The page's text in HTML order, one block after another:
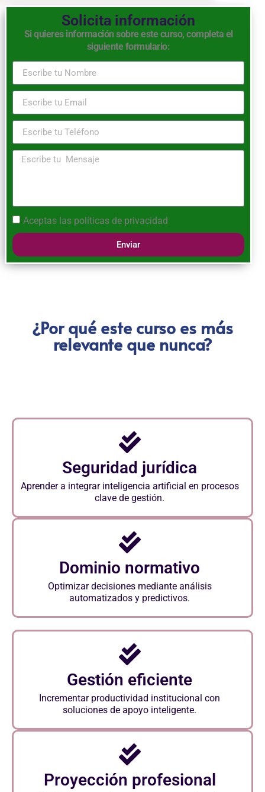
Solicita información
Si quieres información sobre este curso, completa el
siguiente formulario:
Aceptas las políticas de privacidad
Enviar
¿Por qué este curso es más
relevante que nunca?
Seguridad jurídica
Aprender a integrar inteligencia artificial en procesos
clave de gestión.
Dominio normativo
Optimizar decisiones mediante análisis
automatizados y predictivos.
Gestión eficiente
Incrementar productividad institucional con
soluciones de apoyo inteligente.
Proyección profesional